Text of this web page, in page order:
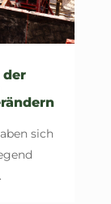
der
sich